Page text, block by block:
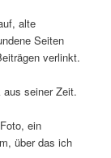
alte
Seiten
verlinkt.
seiner Zeit.
ein
über das ich